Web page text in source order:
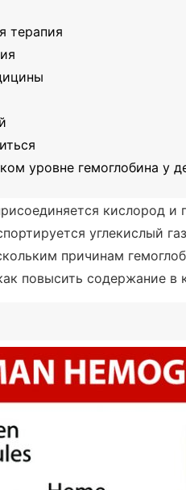
терапия
уровне гемоглобина у
кислород и
углекислый
причинам
повысить содержание в